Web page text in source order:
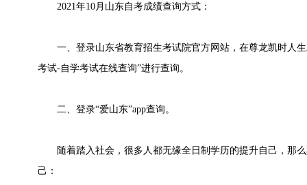
2021年10月山东自考成绩查询方式：
一、登录山东省教育招生考试院官方网站，在尊龙凯时人生
考试-自学考试在线查询”进行查询。
二、登录“爱山东”app查询。
随着踏入社会，很多人都无缘全日制学历的提升自己，那么
己：